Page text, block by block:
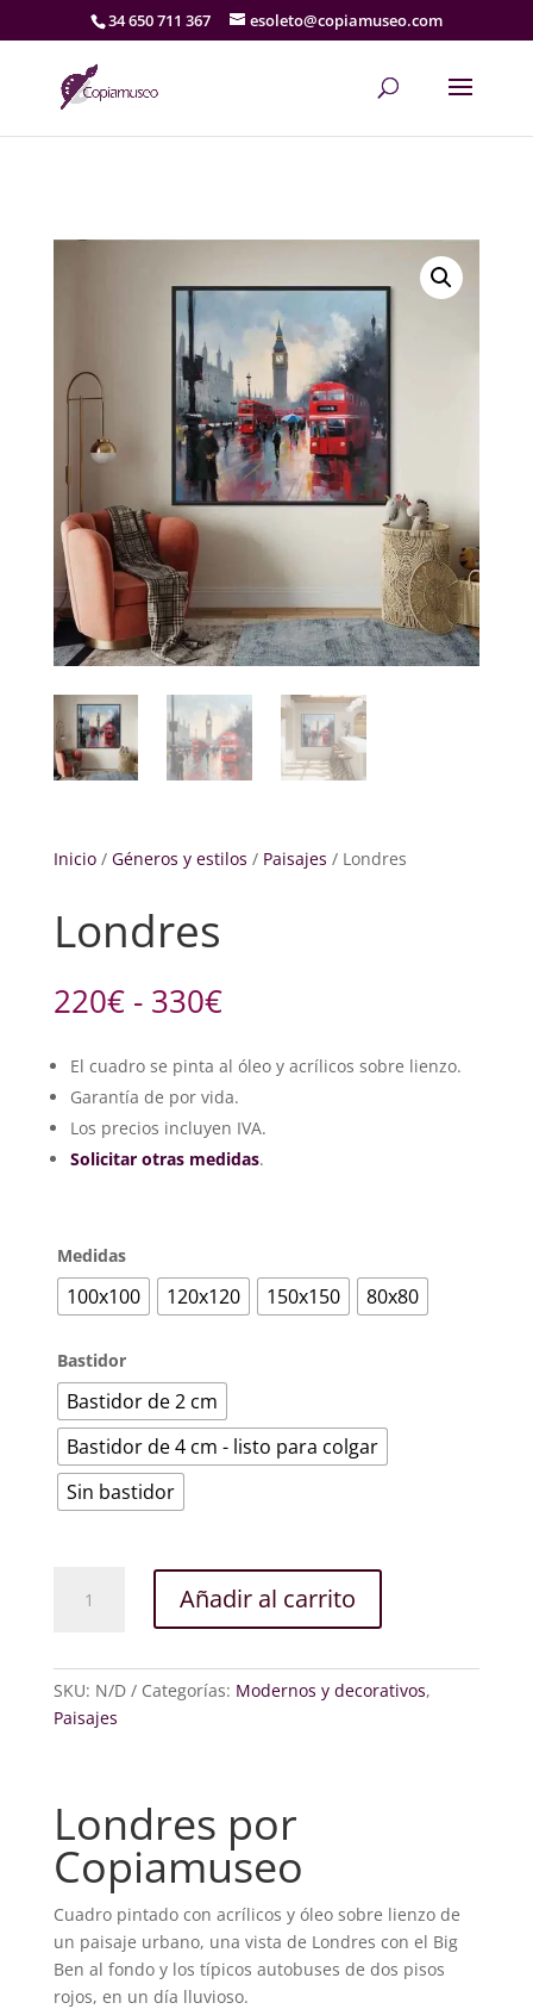
34 650 711 367 esoleto@copiamuseo.com
Inicio/ Géneros y estilos / Paisajes / Londres
Londres
220€ - 330€Rango
de
precios:
desde
220€
hasta
330€
El cuadro se pinta al óleo y acrílicos sobre lienzo.
Garantía de por vida.
Los precios incluyen IVA.
Solicitar otras medidas.
Medidas
100x100 120x120 150x150 80x80
Bastidor
Bastidor de 2 cm
Bastidor de 4 cm - listo para colgar
Sin bastidor
cantidad
Añadir al carrito
SKU: N/D Categorías: Modernos y decorativos,
Paisajes
Londres por
Copiamuseo
Cuadro pintado con acrílicos y óleo sobre lienzo de
un paisaje urbano, una vista de Londres con el Big
Ben al fondo y los típicos autobuses de dos pisos
rojos, en un día lluvioso.